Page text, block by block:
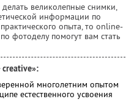
великолепные снимки,
информации по
опыта, то online-
фотоделу помогут вам стать
creative»:
многолетним опытом
естественного усвоения